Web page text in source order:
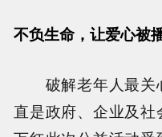
不负生命，让爱心被
破解老年人最关
直是政府、企业及